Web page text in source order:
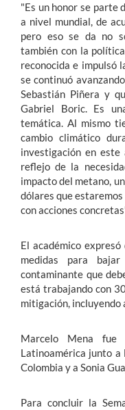
"Es un honor se parte
a nivel mundial, de
pero eso se da no
también con la
reconocida e impulsó
se continuó
Sebastián Piñera y
Gabriel Boric. Es
temática. Al mismo
cambio climático
investigación en
reflejo de la
impacto del metano,
dólares que
con acciones
El académico
medidas para
contaminante que
está trabajando con
mitigación, incluyendo
Marcelo Mena
Latinoamérica junto a
Colombia y a Sonia
Para concluir la